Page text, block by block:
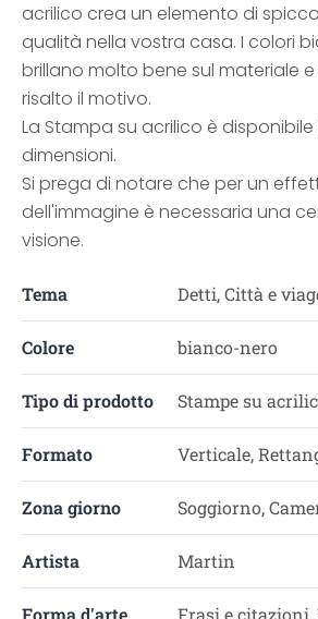
acrilico crea un elemento di
qualità nella vostra casa. I colori
brillano molto bene sul materiale
risalto il motivo.
La Stampa su acrilico è disponibile
dimensioni.
Si prega di notare che per un
dell'immagine è necessaria una
visione.
Tema Detti, Città e
Colore bianco-nero
Tipo di prodotto Stampe su
Formato Verticale,
Zona giorno Soggiorno,
Artista Martin
Forma d'arte Frasi e citazioni,